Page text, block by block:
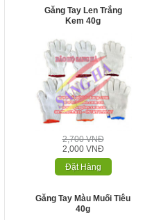
Găng Tay Len Trắng
Kem 40g
2,700 VNĐ
2,000 VNĐ
Đặt Hàng
Găng Tay Màu Muối Tiêu
40g